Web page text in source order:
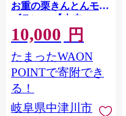
お重の栗きんとんモン
ブラン」 【未来のご
褒美】スイーツ 栗 モ
ンブラン くりきんと
ん デザート ご褒美 お
取り寄せ くり お菓子
10,000 円
たまったWAON
POINTで寄附でき
る！
岐阜県中津川市